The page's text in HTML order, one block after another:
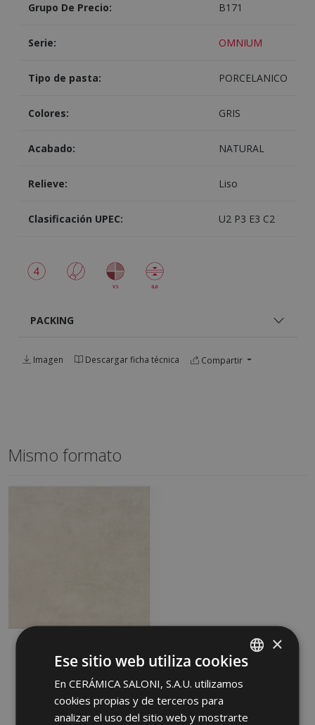
Grupo De Precio: B171
Serie: OMNIUM
Tipo de pasta: PORCELANICO
Colores: GRIS
Acabado: NATURAL
Relieve: Liso
Clasificación UPEC: U2 P3 E3 C2
PACKING
Imagen Descargar ficha técnica Compartir
Mismo formato
45 X 45
Añadir a favoritos
SPANISH
ENGLISH
×
Ese sitio web utiliza cookies
En CERÁMICA SALONI, S.A.U. utilizamos
cookies propias y de terceros para
analizar el uso del sitio web y mostrarte